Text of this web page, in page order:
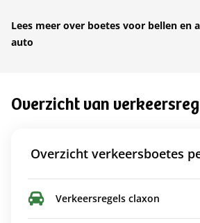
Lees meer over boetes voor bellen en
auto
Overzicht van
Overzicht verkeersboetes
Verkeersregels claxon